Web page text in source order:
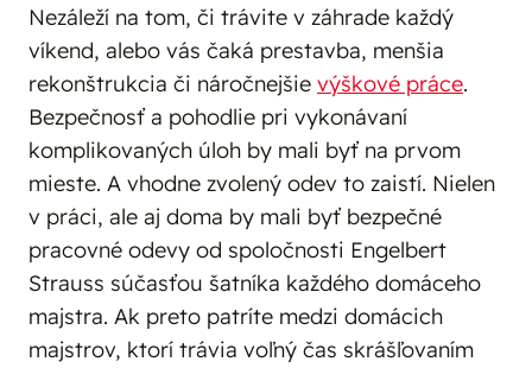
Nezáleží na tom, či trávite v záhrade každý
víkend, alebo vás čaká prestavba, menšia
rekonštrukcia či náročnejšie výškové práce.
Bezpečnosť a pohodlie pri vykonávaní
komplikovaných úloh by mali byť na prvom
mieste. A vhodne zvolený odev to zaistí. Nielen
v práci, ale aj doma by mali byť bezpečné
pracovné odevy od spoločnosti Engelbert
Strauss súčasťou šatníka každého domáceho
majstra. Ak preto patríte medzi domácich
majstrov, ktorí trávia voľný čas skrášľovaním